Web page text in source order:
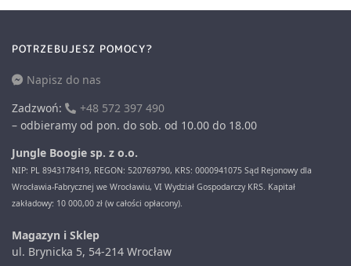
POTRZEBUJESZ POMOCY?
Napisz do nas
Zadzwoń:
+48 572 397 490
– odbieramy od pon. do sob. od 10.00 do 18.00
Jungle Boogie sp. z o.o.
NIP: PL 8943178419, REGON: 520769790, KRS: 0000941075 Sąd Rejonowy dla
Wrocławia-Fabrycznej we Wrocławiu, VI Wydział Gospodarczy KRS. Kapitał
zakładowy: 10 000,00 zł (w całości opłacony).
Magazyn i Sklep
ul. Brynicka 5, 54-214 Wrocław